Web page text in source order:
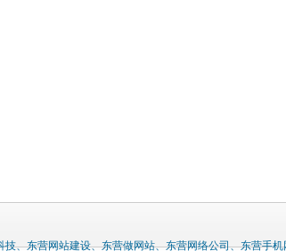
、东营网站建设、东营做网站、东营网络公司、东营手